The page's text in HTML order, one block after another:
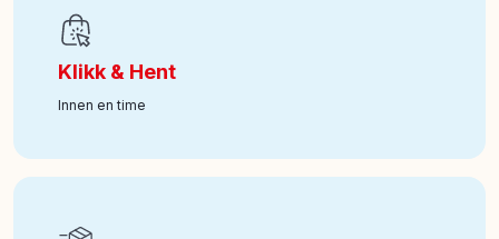
Art nr:242-837917
Klikk & Hent
Innen en time